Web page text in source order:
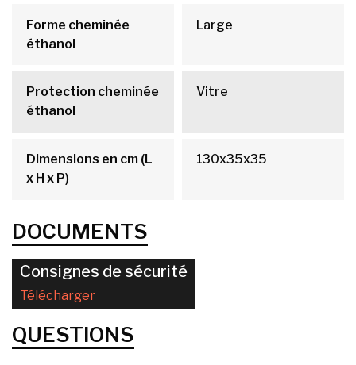
Forme cheminée
éthanol
Large
Protection cheminée
éthanol
Vitre
Dimensions en cm (L
x H x P)
130x35x35
DOCUMENTS
Consignes de sécurité
Télécharger
QUESTIONS